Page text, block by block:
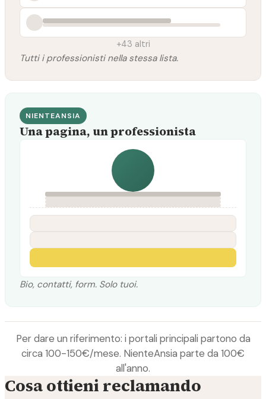
+43 altri
Tutti i professionisti nella stessa lista.
NIENTEANSIA
Una pagina, un professionista
Bio, contatti, form. Solo tuoi.
Per dare un riferimento: i portali principali partono da
circa 100-150€/mese. NienteAnsia parte da 100€
all'anno.
Cosa ottieni reclamando